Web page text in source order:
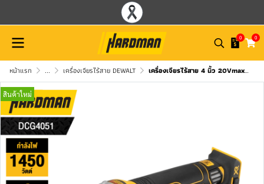
0 0
หน้าแรก ... เครื่องเจียรไร้สาย DEWALT เครื่องเจียรไร้สาย 4 นิ้ว 20Vmax DEWALT รุ่น DCG4051 (สวิทซ์แบบสไลด์)
สินค้าใหม่